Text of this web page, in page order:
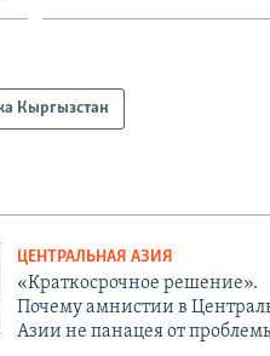
Кыргызстан
ЦЕНТРАЛЬНАЯ АЗИЯ
«Краткосрочное решение».
Почему амнистии в
Азии не панацея от